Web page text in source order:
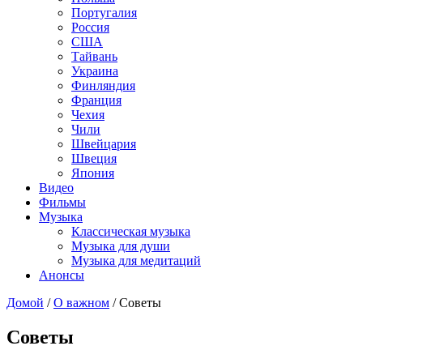
Португалия
Россия
США
Тайвань
Украина
Финляндия
Франция
Чехия
Чили
Швейцария
Швеция
Япония
Видео
Фильмы
Музыка
Классическая музыка
Музыка для души
Музыка для медитаций
Анонсы
Домой / О важном / Советы
Советы